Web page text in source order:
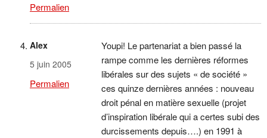
Permalien
Alex
5 juin 2005
Permalien
Youpi! Le partenariat a bien passé la
rampe comme les dernières réformes
libérales sur des sujets « de société »
ces quinze dernières années : nouveau
droit pénal en matière sexuelle (projet
d’inspiration libérale qui a certes subi des
durcissements depuis….) en 1991 à